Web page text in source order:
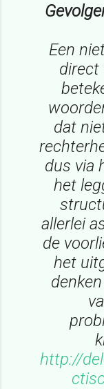
Een
direct
dat
dus via
het
allerlei
de
het
http://